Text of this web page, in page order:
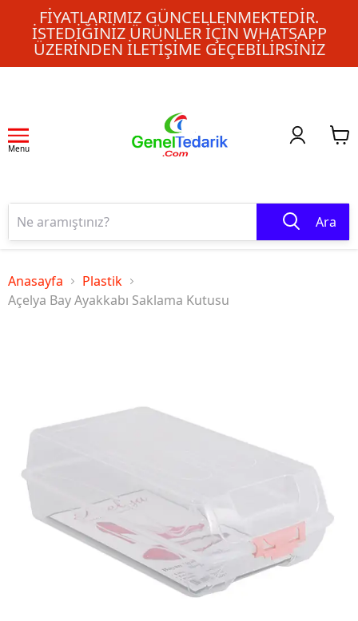
FIYATLARIMIZ GÜNCELLENMEKTEDIR.
İSTEDIĞINIZ ÜRÜNLER IÇIN WHATSAPP
ÜZERINDEN ILETIŞIME GEÇEBILIRSINIZ
Menu
Ara
Anasayfa
Plastik
Açelya Bay Ayakkabı Saklama Kutusu